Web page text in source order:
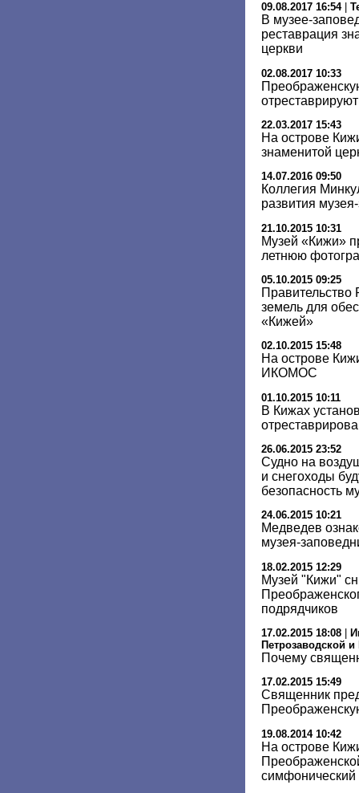
09.08.2017 16:54|
В музее-
реставрация
церкви
02.08.2017 10:33
22.03.2017 15:43
На острове
знаменитой
14.07.2016 09:50
Коллегия
развития
21.10.2015 10:31
Музей «Кижи»
летнюю
05.10.2015 09:25
Правительство
земель для
«Кижей»
02.10.2015 15:48
На острове
ИКОМОС
01.10.2015 10:11
В Кижах
26.06.2015 23:52
Cудно на
и снегоходы
безопасность
24.06.2015 10:21
Медведев
музея-
18.02.2015 12:29
Музей "Кижи"
подрядчиков
17.02.2015 18:08
Петрозаводской
Почему
17.02.2015 15:49
Священник
19.08.2014 10:42
На острове
симфонический